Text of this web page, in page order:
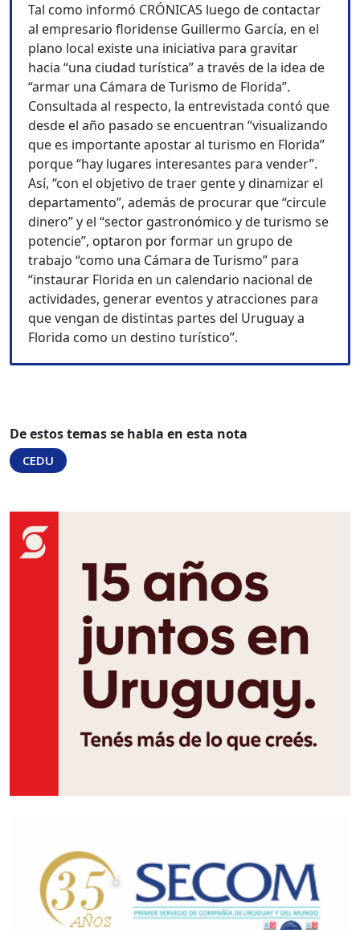
Tal como informó CRÓNICAS luego de contactar
al empresario floridense Guillermo García, en el
plano local existe una iniciativa para gravitar
hacia “una ciudad turística” a través de la idea de
“armar una Cámara de Turismo de Florida”.
Consultada al respecto, la entrevistada contó que
desde el año pasado se encuentran “visualizando
que es importante apostar al turismo en Florida”
porque “hay lugares interesantes para vender”.
Así, “con el objetivo de traer gente y dinamizar el
departamento”, además de procurar que “circule
dinero” y el “sector gastronómico y de turismo se
potencie”, optaron por formar un grupo de
trabajo “como una Cámara de Turismo” para
“instaurar Florida en un calendario nacional de
actividades, generar eventos y atracciones para
que vengan de distintas partes del Uruguay a
Florida como un destino turístico”.
De estos temas se habla en esta nota
CEDU